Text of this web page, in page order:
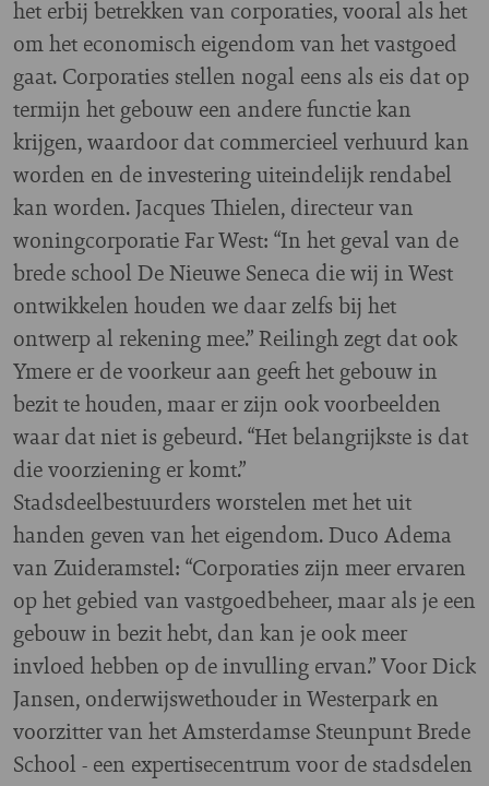
het erbij betrekken van corporaties, vooral als het
om het economisch eigendom van het vastgoed
gaat. Corporaties stellen nogal eens als eis dat op
termijn het gebouw een andere functie kan
krijgen, waardoor dat commercieel verhuurd kan
worden en de investering uiteindelijk rendabel
kan worden. Jacques Thielen, directeur van
woningcorporatie Far West: “In het geval van de
brede school De Nieuwe Seneca die wij in West
ontwikkelen houden we daar zelfs bij het
ontwerp al rekening mee.” Reilingh zegt dat ook
Ymere er de voorkeur aan geeft het gebouw in
bezit te houden, maar er zijn ook voorbeelden
waar dat niet is gebeurd. “Het belangrijkste is dat
die voorziening er komt.”
Stadsdeelbestuurders worstelen met het uit
handen geven van het eigendom. Duco Adema
van Zuideramstel: “Corporaties zijn meer ervaren
op het gebied van vastgoedbeheer, maar als je een
gebouw in bezit hebt, dan kan je ook meer
invloed hebben op de invulling ervan.” Voor Dick
Jansen, onderwijswethouder in Westerpark en
voorzitter van het Amsterdamse Steunpunt Brede
School - een expertisecentrum voor de stadsdelen